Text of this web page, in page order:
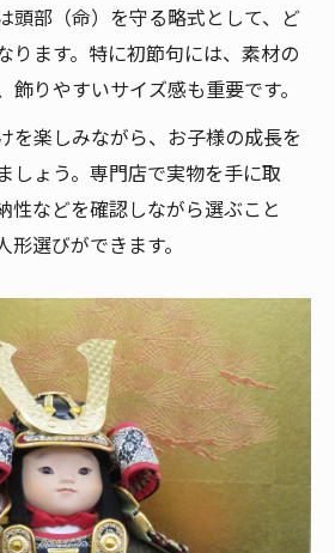
頭部（命）を守る略式として、ど
ります。特に初節句には、素材の
飾りやすいサイズ感も重要です。
を楽しみながら、お子様の成長を
しょう。専門店で実物を手に取
性などを確認しながら選ぶこと
選びができます。